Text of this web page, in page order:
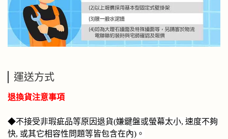
運送方式
退換貨注意事項
◆不接受非瑕疵品等原因退貨(嫌鍵盤或螢幕太小, 速度不夠
快, 或其它相容性問題等皆包含在內)。